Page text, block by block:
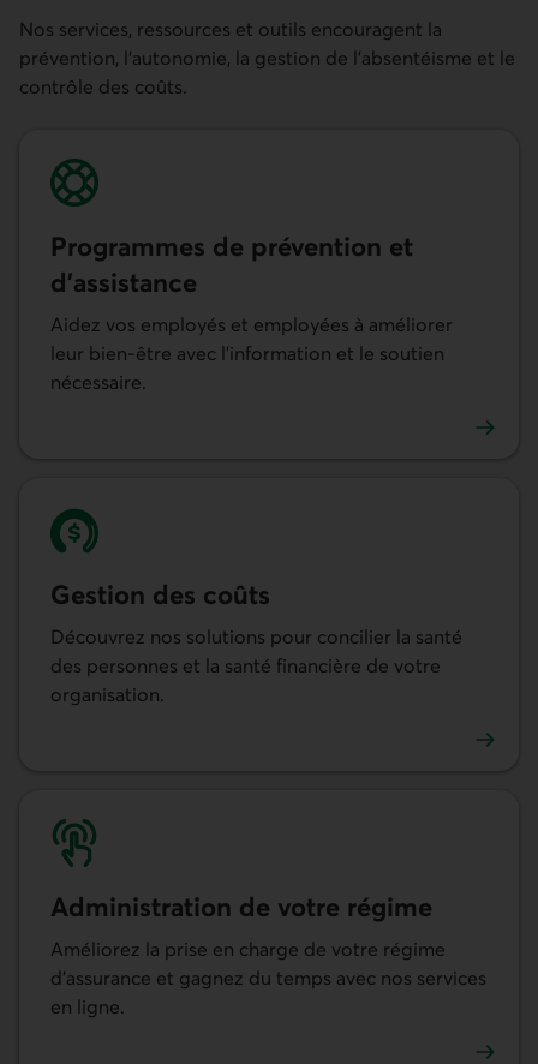
Nos services, ressources et outils encouragent la
prévention, l’autonomie, la gestion de l’absentéisme et le
contrôle des coûts.
Programmes de prévention et
d’assistance
Aidez vos employés et employées à améliorer
leur bien-être avec l’information et le soutien
nécessaire.
Gestion des coûts
Découvrez nos solutions pour concilier la santé
des personnes et la santé financière de votre
organisation.
Administra­tion de votre régime
Améliorez la prise en charge de votre régime
d’assurance et gagnez du temps avec nos services
en ligne.